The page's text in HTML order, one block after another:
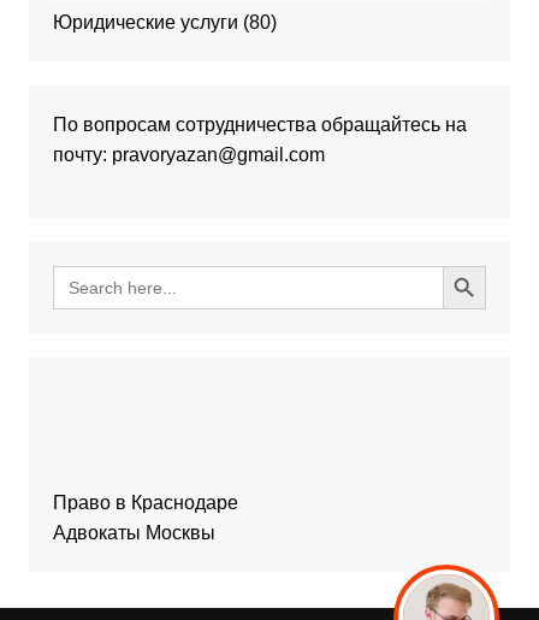
Юридические услуги (80)
По вопросам сотрудничества обращайтесь на
почту: pravoryazan@gmail.com
Search
for:
Search Button
Право в Краснодаре
Адвокаты Москвы